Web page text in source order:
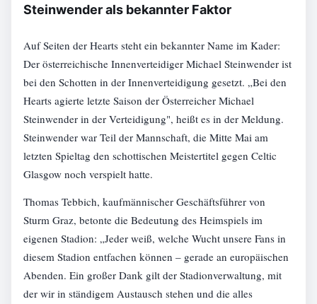
Steinwender als bekannter Faktor
Auf Seiten der Hearts steht ein bekannter Name im Kader:
Der österreichische Innenverteidiger Michael Steinwender ist
bei den Schotten in der Innenverteidigung gesetzt. „Bei den
Hearts agierte letzte Saison der Österreicher Michael
Steinwender in der Verteidigung", heißt es in der Meldung.
Steinwender war Teil der Mannschaft, die Mitte Mai am
letzten Spieltag den schottischen Meistertitel gegen Celtic
Glasgow noch verspielt hatte.
Thomas Tebbich, kaufmännischer Geschäftsführer von
Sturm Graz, betonte die Bedeutung des Heimspiels im
eigenen Stadion: „Jeder weiß, welche Wucht unsere Fans in
diesem Stadion entfachen können – gerade an europäischen
Abenden. Ein großer Dank gilt der Stadionverwaltung, mit
der wir in ständigem Austausch stehen und die alles